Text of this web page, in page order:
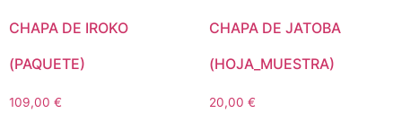
CHAPA DE IROKO
(PAQUETE)
109,00 €
CHAPA DE JATOBA
(HOJA_MUESTRA)
20,00 €